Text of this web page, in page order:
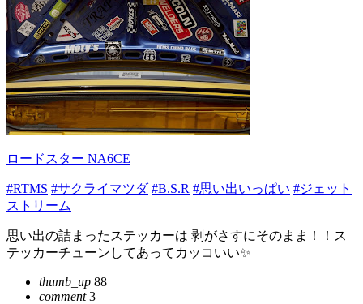
ロードスター NA6CE
#RTMS #サクライマツダ #B.S.R #思い出いっぱい #ジェット
ストリーム
思い出の詰まったステッカーは 剥がさすにそのまま！！ス
テッカーチューンしてあってカッコいい✨
thumb_up 88
comment3